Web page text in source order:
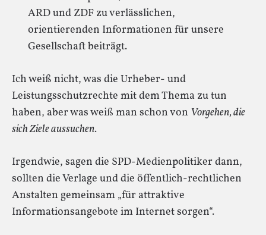
ARD und ZDF zu verlässlichen,
orientierenden Informationen für unsere
Gesellschaft beiträgt.
Ich weiß nicht, was die Urheber- und
Leistungsschutzrechte mit dem Thema zu tun
haben, aber was weiß man schon von Vorgehen, die
sich Ziele aussuchen.
Irgendwie, sagen die SPD-Medienpolitiker dann,
sollten die Verlage und die öffentlich-rechtlichen
Anstalten gemeinsam „für attraktive
Informationsangebote im Internet sorgen“.